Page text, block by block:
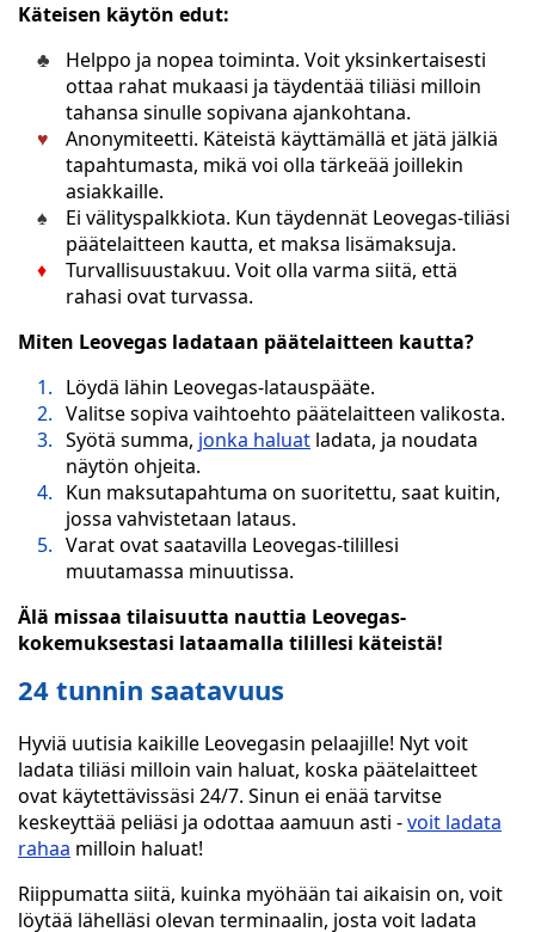
Käteisen käytön edut:
Helppo ja nopea toiminta. Voit yksinkertaisesti
ottaa rahat mukaasi ja täydentää tiliäsi milloin
tahansa sinulle sopivana ajankohtana.
Anonymiteetti. Käteistä käyttämällä et jätä jälkiä
tapahtumasta, mikä voi olla tärkeää joillekin
asiakkaille.
Ei välityspalkkiota. Kun täydennät Leovegas-tiliäsi
päätelaitteen kautta, et maksa lisämaksuja.
Turvallisuustakuu. Voit olla varma siitä, että
rahasi ovat turvassa.
Miten Leovegas ladataan päätelaitteen kautta?
Löydä lähin Leovegas-latauspääte.
Valitse sopiva vaihtoehto päätelaitteen valikosta.
Syötä summa, jonka haluat ladata, ja noudata
näytön ohjeita.
Kun maksutapahtuma on suoritettu, saat kuitin,
jossa vahvistetaan lataus.
Varat ovat saatavilla Leovegas-tilillesi
muutamassa minuutissa.
Älä missaa tilaisuutta nauttia Leovegas-
kokemuksestasi lataamalla tilillesi käteistä!
24 tunnin saatavuus
Hyviä uutisia kaikille Leovegasin pelaajille! Nyt voit
ladata tiliäsi milloin vain haluat, koska päätelaitteet
ovat käytettävissäsi 24/7. Sinun ei enää tarvitse
keskeyttää peliäsi ja odottaa aamuun asti -voit ladata
rahaa milloin haluat!
Riippumatta siitä, kuinka myöhään tai aikaisin on, voit
löytää lähelläsi olevan terminaalin, josta voit ladata